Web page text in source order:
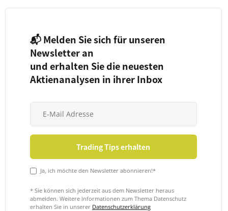
📬 Melden Sie sich für unseren
Newsletter an
und erhalten Sie die neuesten
Aktienanalysen in ihrer Inbox
Ja, ich möchte den Newsletter abonnieren!*
* Sie können sich jederzeit aus dem Newsletter heraus
abmelden. Weitere Informationen zum Thema Datenschutz
erhalten Sie in unserer Datenschutzerklärung